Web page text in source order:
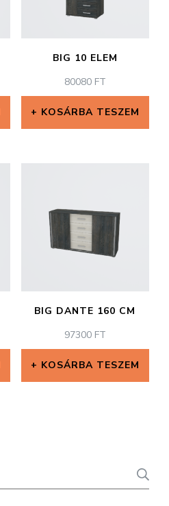
BIG 10 ELEM
80080 FT
KOSÁRBA TESZEM
BIG DANTE 160 CM
97300 FT
KOSÁRBA TESZEM